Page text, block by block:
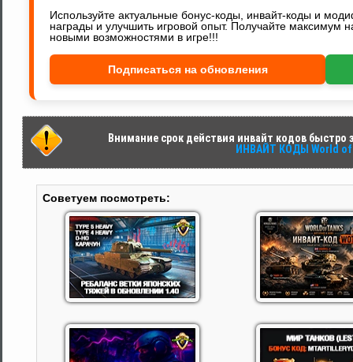
Используйте актуальные бонус-коды, инвайт-коды и
награды и улучшить игровой опыт. Получайте максимум
новыми возможностями в игре!!!
Подписаться на обновления
Внимание срок действия инвайт кодов быстро
ИНВАЙТ КОДЫ World
Советуем посмотреть: